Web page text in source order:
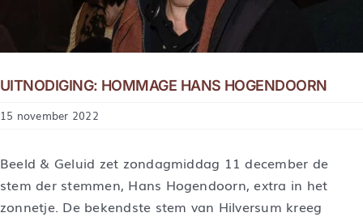
UITNODIGING: HOMMAGE HANS HOGENDOORN
15 november 2022
Beeld & Geluid zet zondagmiddag 11 december de
stem der stemmen, Hans Hogendoorn, extra in het
zonnetje. De bekendste stem van Hilversum kreeg